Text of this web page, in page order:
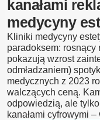
kanałami
medycyny
Kliniki medycyny
paradoksem: rosnący
pokazują wzrost
odmładzaniem)
medycznych z 2023
walczących ceną.
odpowiedzią, ale
kanałami cyfrowymi